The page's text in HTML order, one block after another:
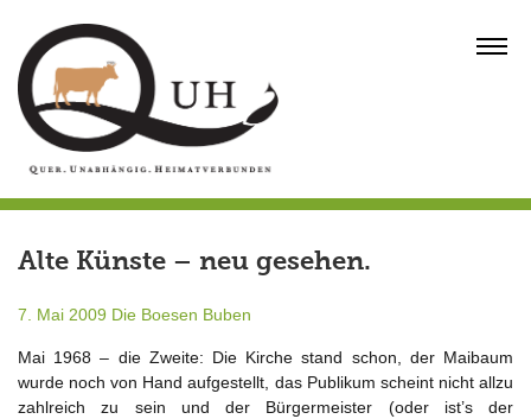
content
Alte Künste – neu gesehen.
7. Mai 2009 Die Boesen Buben
Mai 1968 – die Zweite: Die Kirche stand schon, der Maibaum
wurde noch von Hand aufgestellt, das Publikum scheint nicht allzu
zahlreich zu sein und der Bürgermeister (oder ist’s der